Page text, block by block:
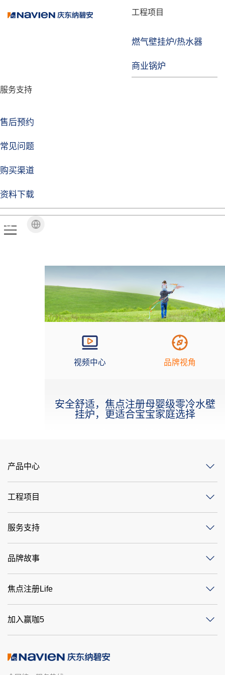
工程项目
燃气壁挂炉/热水器
商业锅炉
服务支持
售后预约
常见问题
购买渠道
资料下载
品牌故事
技术实力
企业动态
焦点注册Life
品牌视角
视频中心 品牌视角
安全舒适，焦点注册母婴级零冷水壁
挂炉，更适合宝宝家庭选择
产品中心
工程项目
服务支持
品牌故事
焦点注册Life
加入赢咖5